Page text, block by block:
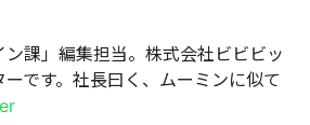
ン課」編集担当。株式会社ビビビッ
ーです。社長曰く、ムーミンに似て